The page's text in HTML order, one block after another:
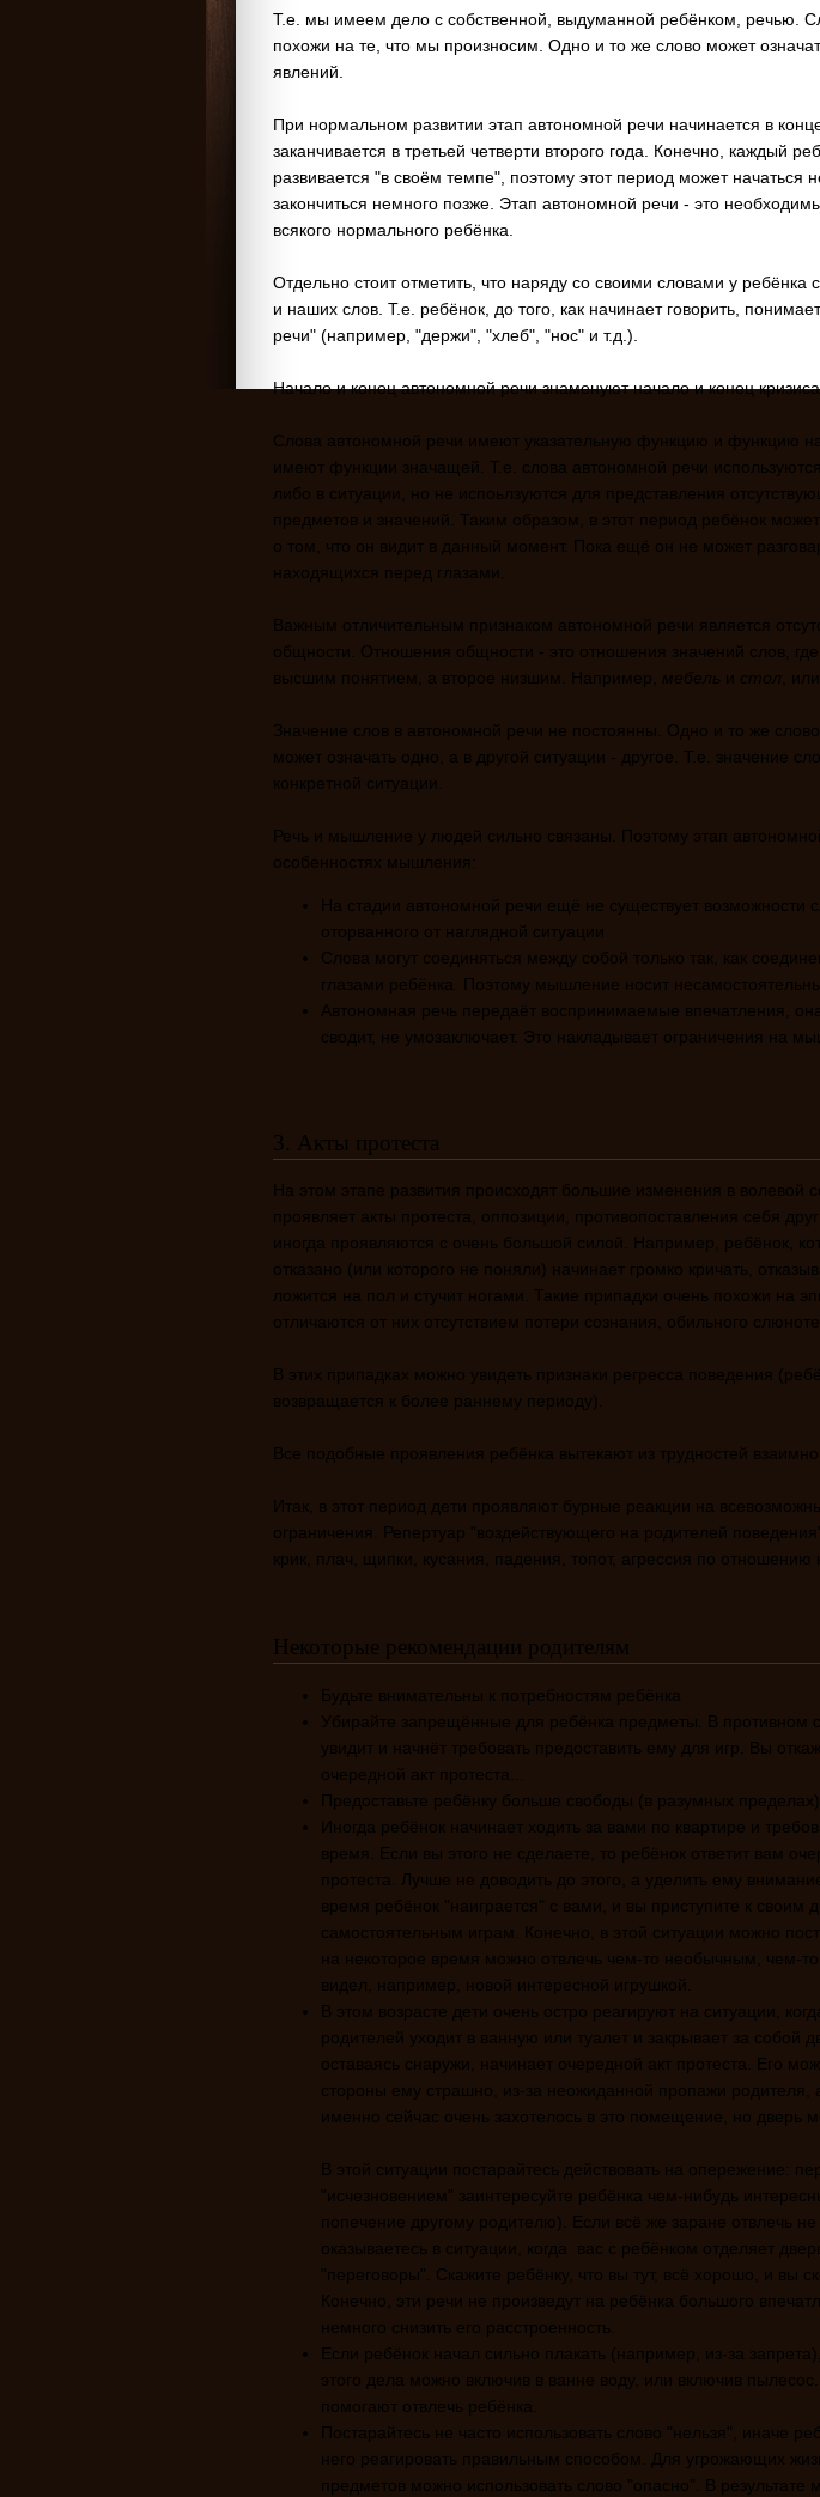
Т.е. мы имеем дело с собственной, выдуманной ребёнком, речью.
похожи на те, что мы произносим. Одно и то же слово может
явлений.
При нормальном развитии этап автономной речи начинается в
заканчивается в третьей четверти второго года. Конечно, каждый
развивается "в своём темпе", поэтому этот период может начаться
закончиться немного позже. Этап автономной речи - это
всякого нормального ребёнка.
Отдельно стоит отметить, что наряду со своими словами у ребёнка
и наших слов. Т.е. ребёнок, до того, как начинает говорить,
речи" (например, "держи", "хлеб", "нос" и т.д.).
Начало и конец автономной речи знаменуют начало и конец
Слова автономной речи имеют указательную функцию и функцию
имеют функции значащей. Т.е. слова автономной речи
либо в ситуации, но не испоьлзуются для представления
предметов и значений. Таким образом, в этот период ребёнок может
о том, что он видит в данный момент. Пока ещё он не может
находящихся перед глазами.
Важным отличительным признаком автономной речи является
общности. Отношения общности - это отношения значений слов, где
высшим понятием, а второе низшим. Например, мебель и стол , или
Значение слов в автономной речи не постоянны. Одно и то же
может означать одно, а в другой ситуации - другое. Т.е. значение
конкретной ситуации.
Речь и мышление у людей сильно связаны. Поэтому этап
особенностях мышления:
На стадии автономной речи ещё не существует возможности
оторванного от наглядной ситуации
Слова могут соединяться между собой только так, как
глазами ребёнка. Поэтому мышление носит
Автономная речь передаёт воспринимаемые впечатления,
сводит, не умозаключает. Это накладывает ограничения на
3. Акты протеста
На этом этапе развития происходят большие изменения в волевой
проявляет акты протеста, оппозиции, противопоставления себя
иногда проявляются с очень большой силой. Например, ребёнок,
отказано (или которого не поняли) начинает громко кричать,
ложится на пол и стучит ногами. Такие припадки очень похожи на
отличаются от них отсутствием потери сознания, обильного
В этих припадках можно увидеть признаки регресса поведения
возвращается к более раннему периоду).
Все подобные проявления ребёнка вытекают из трудностей
Итак, в этот период дети проявляют бурные реакции на
ограничения. Репертуар "воздействующего на родителей
крик, плач, щипки, кусания, падения, топот, агрессия по отношению
Некоторые рекомендации родителям
Будьте внимательны к потребностям ребёнка
Убирайте запрещённые для ребёнка предметы. В противном
увидит и начнёт требовать предоставить ему для игр. Вы
очередной акт протеста...
Предоставьте ребёнку больше свободы (в разумных пределах)
Иногда ребёнок начинает ходить за вами по квартире и
время. Если вы этого не сделаете, то ребёнок ответит вам
протеста. Лучше не доводить до этого, а уделить ему
время ребёнок "наиграется" с вами, и вы приступите к своим
самостоятельным играм. Конечно, в этой ситуации можно
на некоторое время можно отвлечь чем-то необычным, чем-
видел, например, новой интересной игрушкой.
В этом возрасте дети очень остро реагируют на ситуации,
родителей уходит в ванную или туалет и закрывает за собой
оставаясь снаружи, начинает очередной акт протеста. Его
стороны ему страшно, из-за неожиданной пропажи родителя,
именно сейчас очень захотелось в это помещение, но дверь
В этой ситуации постарайтесь действовать на опережение:
"исчезновением" заинтересуйте ребёнка чем-нибудь
попечение другому родителю). Если всё же заране отвлечь
оказываетесь в ситуации, когда вас с ребёнком отделяет
"переговоры". Скажите ребёнку, что вы тут, всё хорошо, и вы
Конечно, эти речи не произведут на ребёнка большого
немного снизить его расстроенность.
Если ребёнок начал сильно плакать (например, из-за
этого дела можно включив в ванне воду, или включив
помогают отвлечь ребёнка.
Постарайтесь не часто использовать слово "нельзя", иначе
него реагировать правильным способом. Для угрожающих
предметов можно использовать слово "опасно". В результате